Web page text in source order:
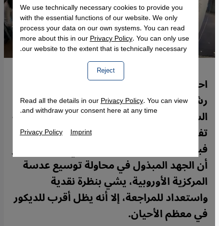
احتفالاً بمرور مئتي عام على حل شيفرة "حجر
رشيد"، افتتح المتحف البريطاني، منتصف
الشهر الماضي، معرضاً بعنوان: "الهيروغليفية
تفض ألغاز مصر القديمة"، وسيستمر حتى
فبراير/شباط 2023. الناقد شادي بطرس يعتبر
أن الجهد المبذول في محاولة توسيع عدسة
المركزية الأوروبية، يشي بنظرة نقدية
واستعداد للمراجعة، إلا أنه يظل أقرب للديكور
في معظم الأحيان.
We use technically necessary cookies to provide you
with the essential functions of our website. We only
process your data on our own systems. You can read
more about this in ourPrivacy Policy. You can only use
our website to the extent that is technically necessary.
Reject
Read all the details in ourPrivacy Policy. You can view
and withdraw your consent here at any time.
Privacy Policy Imprint